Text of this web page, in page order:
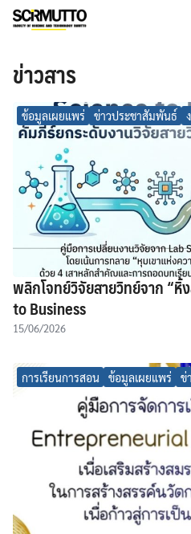
Skip
for:
ข่าวสาร
ข้อมูลเผยแพร่ ข่าวประชาสัมพันธ์
พลิกโจทย์วิจัยสายวิทย์จาก “หิ้
to Business
15/06/2026
การเรียนการสอน ข้อมูลเผยแพร่ ข่